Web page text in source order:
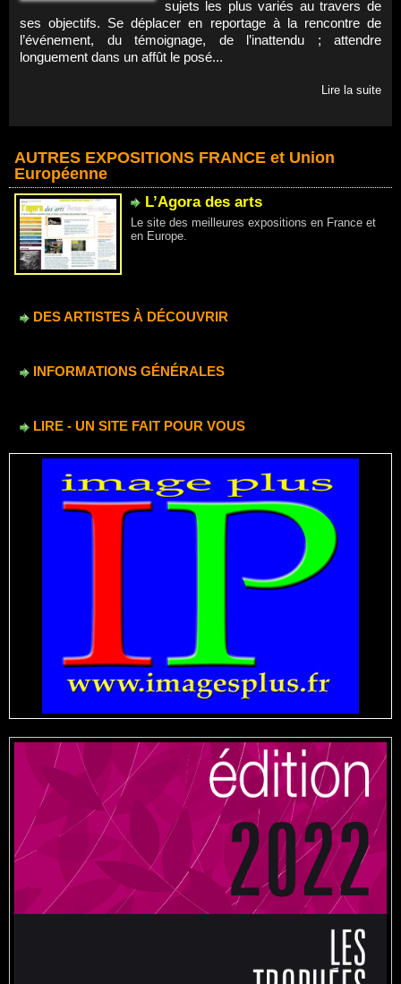
sujets les plus variés au travers de
ses objectifs. Se déplacer en reportage à la rencontre de
l’événement, du témoignage, de l’inattendu ; attendre
longuement dans un affût le posé...
Lire la suite
AUTRES EXPOSITIONS FRANCE et Union
Européenne
L’Agora des arts
Le site des meilleures expositions en France et
en Europe.
DES ARTISTES À DÉCOUVRIR
INFORMATIONS GÉNÉRALES
LIRE - UN SITE FAIT POUR VOUS